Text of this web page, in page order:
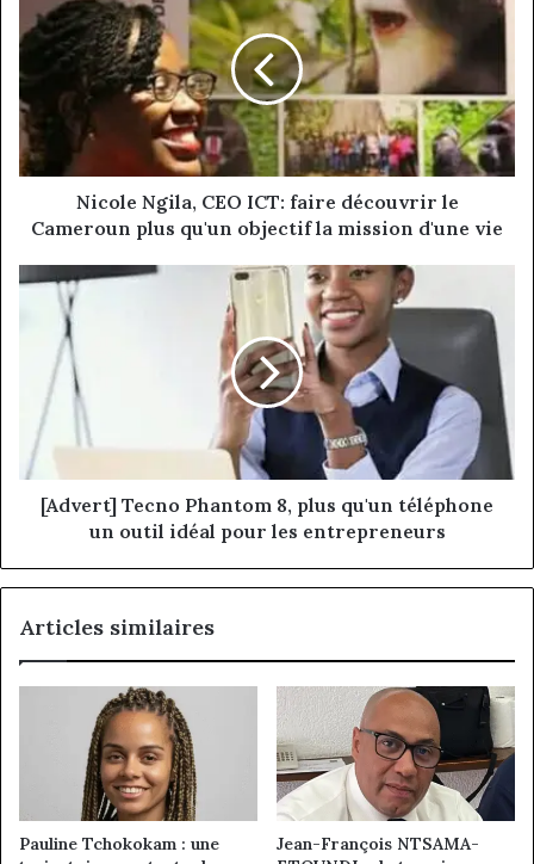
CEO
ICT:
faire
découvrir
Cameroun
plus
objectif
Nicole Ngila, CEO ICT: faire découvrir le
Cameroun plus qu'un objectif la mission d'une vie
[Advert]
Tecno
Phantom
qu'un
téléphone
un
outil
idéal[Advert] Tecno Phantom 8, plus qu'un téléphone
un outil idéal pour les entrepreneurs
Articles similaires
Pauline Tchokokam : une
Jean-François NTSAMA-